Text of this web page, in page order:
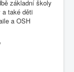
základní školy
a také děti
a OSH